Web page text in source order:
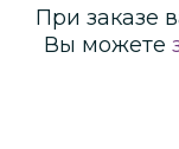
При заказе
Вы можете